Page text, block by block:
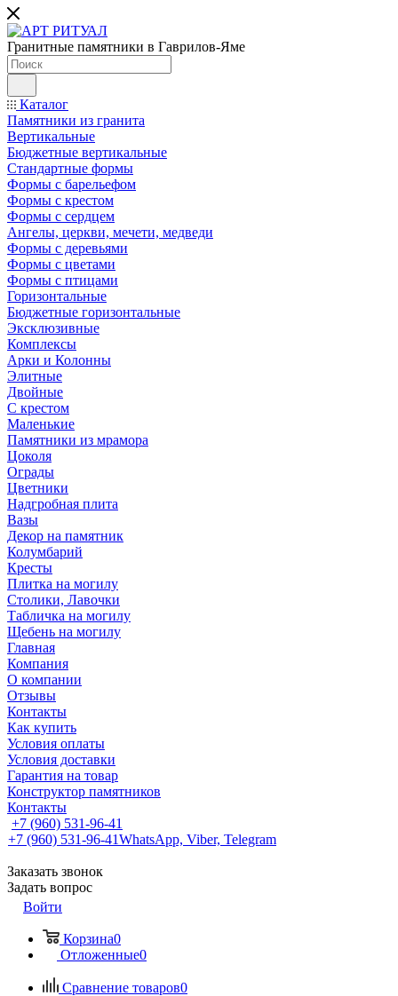
Гранитные памятники в Гаврилов-Яме
Каталог
Памятники из гранита
Вертикальные
Бюджетные вертикальные
Стандартные формы
Формы с барельефом
Формы с крестом
Формы с сердцем
Ангелы, церкви, мечети, медведи
Формы с деревьями
Формы с цветами
Формы с птицами
Горизонтальные
Бюджетные горизонтальные
Эксклюзивные
Комплексы
Арки и Колонны
Элитные
Двойные
С крестом
Маленькие
Памятники из мрамора
Цоколя
Ограды
Цветники
Надгробная плита
Вазы
Декор на памятник
Колумбарий
Кресты
Плитка на могилу
Столики, Лавочки
Табличка на могилу
Щебень на могилу
Главная
Компания
О компании
Отзывы
Контакты
Как купить
Условия оплаты
Условия доставки
Гарантия на товар
Конструктор памятников
Контакты
+7 (960) 531-96-41
+7 (960) 531-96-41WhatsApp, Viber, Telegram
Заказать звонок
Задать вопрос
Войти
Корзина0
Отложенные0
Сравнение товаров0